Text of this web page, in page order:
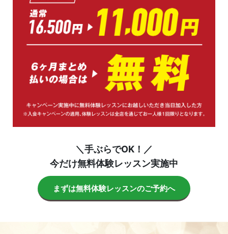
＼手ぶらでOK！／
今だけ無料体験レッスン実施中
まずは無料体験レッスンのご予約へ